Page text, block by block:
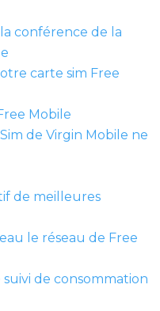
conférence de la
carte sim Free
Mobile
de Virgin Mobile ne
de meilleures
le réseau de Free
de consommation